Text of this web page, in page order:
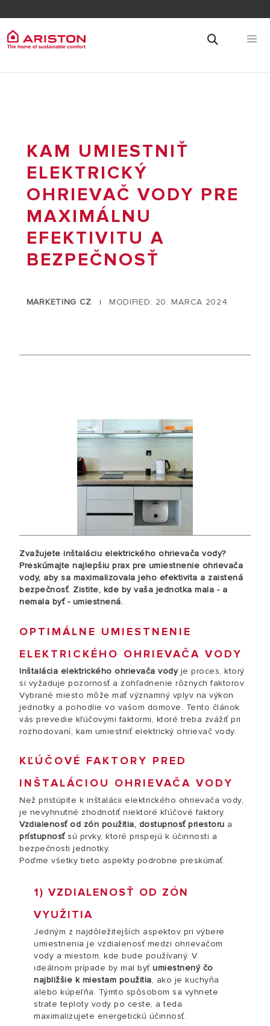
KAM UMIESTNIŤ
ELEKTRICKÝ
OHRIEVAČ VODY PRE
MAXIMÁLNU
EFEKTIVITU A
BEZPEČNOSŤ
MARKETING CZ | MODIFIED: 20. MARCA 2024
Zvažujete inštaláciu elektrického ohrievača vody?
Preskúmajte najlepšiu prax pre umiestnenie ohrievača
vody, aby sa maximalizovala jeho efektivita a zaistená
bezpečnosť. Zistite, kde by vaša jednotka mala - a
nemala byť - umiestnená.
OPTIMÁLNE UMIESTNENIE
ELEKTRICKÉHO OHRIEVAČA VODY
Inštalácia elektrického ohrievača vodyje proces, ktorý
si vyžaduje pozornosť a zohľadnenie rôznych faktorov.
Vybrané miesto môže mať významný vplyv na výkon
jednotky a pohodlie vo vašom domove. Tento článok
vás prevedie kľúčovými faktormi, ktoré treba zvážiť pri
rozhodovaní, kam umiestniť elektrický ohrievač vody.
KĽÚČOVÉ FAKTORY PRED
INŠTALÁCIOU OHRIEVAČA VODY
Než pristúpite k inštalácii elektrického ohrievača vody,
je nevyhnutné zhodnotiť niektoré kľúčové faktory.
Vzdialenosť od zón použitia, dostupnosť priestoru a
prístupnosťsú prvky, ktoré prispejú k účinnosti a
bezpečnosti jednotky.
Poďme všetky tieto aspekty podrobne preskúmať.
1) VZDIALENOSŤ OD ZÓN
VYUŽITIA
Jedným z najdôležitejších aspektov pri výbere
umiestnenia je vzdialenosť medzi ohrievačom
vody a miestom, kde bude používaný. V
ideálnom prípade by mal byť umiestnený čo
najbližšie k miestam použitia, ako je kuchyňa
alebo kúpeľňa. Týmto spôsobom sa vyhnete
strate teploty vody po ceste, a teda
maximalizujete energetickú účinnosť.